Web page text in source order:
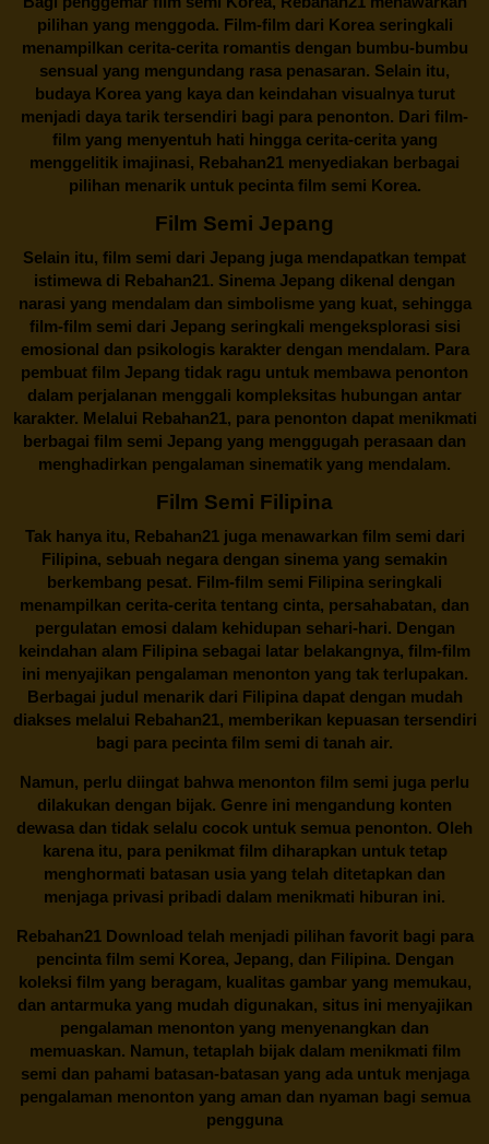
pilihan yang menggoda. Film-film dari Korea seringkali
menampilkan cerita-cerita romantis dengan bumbu-bumbu
sensual yang mengundang rasa penasaran. Selain itu,
budaya Korea yang kaya dan keindahan visualnya turut
menjadi daya tarik tersendiri bagi para penonton. Dari film-
film yang menyentuh hati hingga cerita-cerita yang
menggelitik imajinasi, Rebahan21 menyediakan berbagai
pilihan menarik untuk pecinta film semi Korea.
Film Semi Jepang
Selain itu, film semi dari Jepang juga mendapatkan tempat
istimewa di Rebahan21. Sinema Jepang dikenal dengan
narasi yang mendalam dan simbolisme yang kuat, sehingga
film-film semi dari Jepang seringkali mengeksplorasi sisi
emosional dan psikologis karakter dengan mendalam. Para
pembuat film Jepang tidak ragu untuk membawa penonton
dalam perjalanan menggali kompleksitas hubungan antar
karakter. Melalui Rebahan21, para penonton dapat menikmati
berbagai film semi Jepang yang menggugah perasaan dan
menghadirkan pengalaman sinematik yang mendalam.
Film Semi Filipina
Tak hanya itu, Rebahan21juga menawarkan film semi dari
Filipina, sebuah negara dengan sinema yang semakin
berkembang pesat. Film-film semi Filipina seringkali
menampilkan cerita-cerita tentang cinta, persahabatan, dan
pergulatan emosi dalam kehidupan sehari-hari. Dengan
keindahan alam Filipina sebagai latar belakangnya, film-film
ini menyajikan pengalaman menonton yang tak terlupakan.
Berbagai judul menarik dari Filipina dapat dengan mudah
diakses melalui Rebahan21, memberikan kepuasan tersendiri
bagi para pecinta film semi di tanah air.
Namun, perlu diingat bahwa menonton film semi juga perlu
dilakukan dengan bijak. Genre ini mengandung konten
dewasa dan tidak selalu cocok untuk semua penonton. Oleh
karena itu, para penikmat film diharapkan untuk tetap
menghormati batasan usia yang telah ditetapkan dan
menjaga privasi pribadi dalam menikmati hiburan ini.
Rebahan21Download telah menjadi pilihan favorit bagi para
pencinta film semi Korea, Jepang, dan Filipina. Dengan
koleksi film yang beragam, kualitas gambar yang memukau,
dan antarmuka yang mudah digunakan, situs ini menyajikan
pengalaman menonton yang menyenangkan dan
memuaskan. Namun, tetaplah bijak dalam menikmati film
semi dan pahami batasan-batasan yang ada untuk menjaga
pengalaman menonton yang aman dan nyaman bagi semua
pengguna